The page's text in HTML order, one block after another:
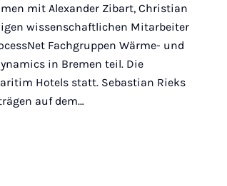
mit Alexander Zibart, Christian
wissenschaftlichen Mitarbeiter
Fachgruppen Wärme- und
in Bremen teil. Die
Hotels statt. Sebastian Rieks
auf dem…